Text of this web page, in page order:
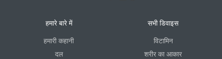
हमारे बारे में
हमारी कहानी
दल
सभी डिवाइस
विटामिन
शरीर का आकार